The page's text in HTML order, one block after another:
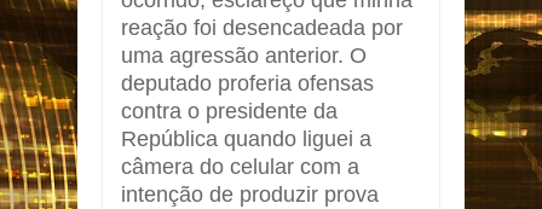
reação foi desencadeada por
uma agressão anterior. O
deputado proferia ofensas
contra o presidente da
República quando liguei a
câmera do celular com a
intenção de produzir prova